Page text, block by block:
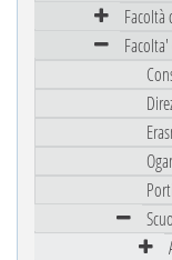
Facoltà